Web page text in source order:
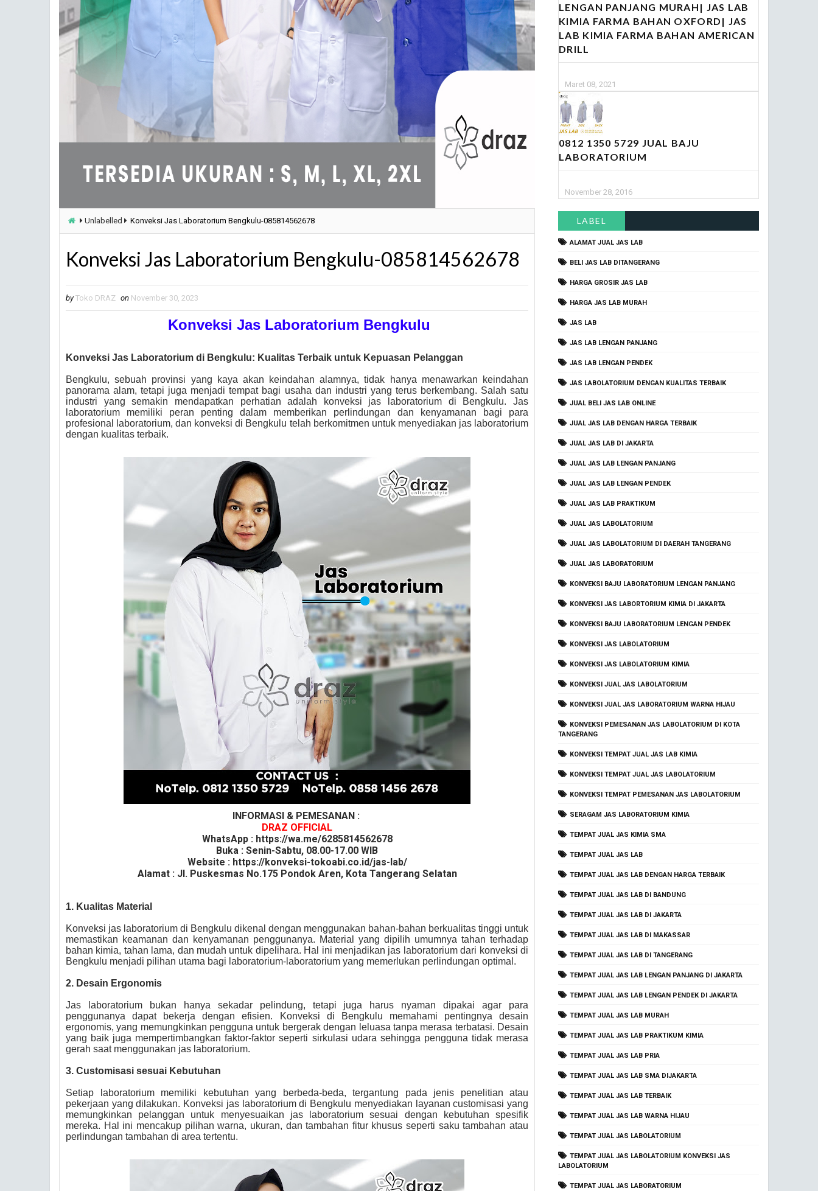
Unlabelled Konveksi Jas Laboratorium Bengkulu-085814562678
Konveksi Jas Laboratorium Bengkulu-085814562678
by Toko DRAZ on November 30, 2023
Konveksi Jas Laboratorium Bengkulu
Konveksi Jas Laboratorium di Bengkulu: Kualitas Terbaik untuk Kepuasan Pelanggan
Bengkulu, sebuah provinsi yang kaya akan keindahan alamnya, tidak hanya menawarkan keindahan
panorama alam, tetapi juga menjadi tempat bagi usaha dan industri yang terus berkembang. Salah satu
industri yang semakin mendapatkan perhatian adalah konveksi jas laboratorium di Bengkulu. Jas
laboratorium memiliki peran penting dalam memberikan perlindungan dan kenyamanan bagi para
profesional laboratorium, dan konveksi di Bengkulu telah berkomitmen untuk menyediakan jas laboratorium
dengan kualitas terbaik.
INFORMASI & PEMESANAN :
DRAZ OFFICIAL
WhatsApp : https://wa.me/6285814562678
Buka : Senin-Sabtu, 08.00-17.00 WIB
Website : https://konveksi-tokoabi.co.id/jas-lab/
Alamat : Jl. Puskesmas No.175 Pondok Aren, Kota Tangerang Selatan
1. Kualitas Material
Konveksi jas laboratorium di Bengkulu dikenal dengan menggunakan bahan-bahan berkualitas tinggi untuk
memastikan keamanan dan kenyamanan penggunanya. Material yang dipilih umumnya tahan terhadap
bahan kimia, tahan lama, dan mudah untuk dipelihara. Hal ini menjadikan jas laboratorium dari konveksi di
Bengkulu menjadi pilihan utama bagi laboratorium-laboratorium yang memerlukan perlindungan optimal.
2. Desain Ergonomis
Jas laboratorium bukan hanya sekadar pelindung, tetapi juga harus nyaman dipakai agar para
penggunanya dapat bekerja dengan efisien. Konveksi di Bengkulu memahami pentingnya desain
ergonomis, yang memungkinkan pengguna untuk bergerak dengan leluasa tanpa merasa terbatasi. Desain
yang baik juga mempertimbangkan faktor-faktor seperti sirkulasi udara sehingga pengguna tidak merasa
gerah saat menggunakan jas laboratorium.
3. Customisasi sesuai Kebutuhan
Setiap laboratorium memiliki kebutuhan yang berbeda-beda, tergantung pada jenis penelitian atau
pekerjaan yang dilakukan. Konveksi jas laboratorium di Bengkulu menyediakan layanan customisasi yang
memungkinkan pelanggan untuk menyesuaikan jas laboratorium sesuai dengan kebutuhan spesifik
mereka. Hal ini mencakup pilihan warna, ukuran, dan tambahan fitur khusus seperti saku tambahan atau
perlindungan tambahan di area tertentu.
LENGAN PANJANG MURAH| JAS LAB
KIMIA FARMA BAHAN OXFORD| JAS
LAB KIMIA FARMA BAHAN AMERICAN
DRILL
Maret 08, 2021
0812 1350 5729 JUAL BAJU
LABORATORIUM
November 28, 2016
LABEL
ALAMAT JUAL JAS LAB
BELI JAS LAB DITANGERANG
HARGA GROSIR JAS LAB
HARGA JAS LAB MURAH
JAS LAB
JAS LAB LENGAN PANJANG
JAS LAB LENGAN PENDEK
JAS LABOLATORIUM DENGAN KUALITAS TERBAIK
JUAL BELI JAS LAB ONLINE
JUAL JAS LAB DENGAN HARGA TERBAIK
JUAL JAS LAB DI JAKARTA
JUAL JAS LAB LENGAN PANJANG
JUAL JAS LAB LENGAN PENDEK
JUAL JAS LAB PRAKTIKUM
JUAL JAS LABOLATORIUM
JUAL JAS LABOLATORIUM DI DAERAH TANGERANG
JUAL JAS LABORATORIUM
KONVEKSI BAJU LABORATORIUM LENGAN PANJANG
KONVEKSI JAS LABORTORIUM KIMIA DI JAKARTA
KONVEKSI BAJU LABORATORIUM LENGAN PENDEK
KONVEKSI JAS LABOLATORIUM
KONVEKSI JAS LABOLATORIUM KIMIA
KONVEKSI JUAL JAS LABOLATORIUM
KONVEKSI JUAL JAS LABORATORIUM WARNA HIJAU
KONVEKSI PEMESANAN JAS LABOLATORIUM DI KOTA
TANGERANG
KONVEKSI TEMPAT JUAL JAS LAB KIMIA
KONVEKSI TEMPAT JUAL JAS LABOLATORIUM
KONVEKSI TEMPAT PEMESANAN JAS LABOLATORIUM
SERAGAM JAS LABORATORIUM KIMIA
TEMPAT JUAL JAS KIMIA SMA
TEMPAT JUAL JAS LAB
TEMPAT JUAL JAS LAB DENGAN HARGA TERBAIK
TEMPAT JUAL JAS LAB DI BANDUNG
TEMPAT JUAL JAS LAB DI JAKARTA
TEMPAT JUAL JAS LAB DI MAKASSAR
TEMPAT JUAL JAS LAB DI TANGERANG
TEMPAT JUAL JAS LAB LENGAN PANJANG DI JAKARTA
TEMPAT JUAL JAS LAB LENGAN PENDEK DI JAKARTA
TEMPAT JUAL JAS LAB MURAH
TEMPAT JUAL JAS LAB PRAKTIKUM KIMIA
TEMPAT JUAL JAS LAB PRIA
TEMPAT JUAL JAS LAB SMA DIJAKARTA
TEMPAT JUAL JAS LAB TERBAIK
TEMPAT JUAL JAS LAB WARNA HIJAU
TEMPAT JUAL JAS LABOLATORIUM
TEMPAT JUAL JAS LABOLATORIUM KONVEKSI JAS
LABOLATORIUM
TEMPAT JUAL JAS LABORATORIUM